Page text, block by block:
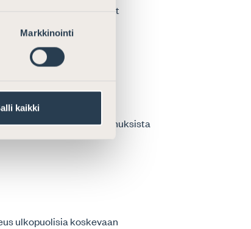
Markkinointi
kaikki
prosessuaaliset
ja käyttöoikeussopimuksista
ulkopuolisia koskevaan